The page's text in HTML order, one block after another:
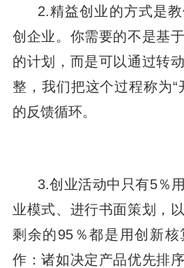
2.精益创业的方式是
创企业。你需要的不是基
的计划，而是可以通过转
整，我们把这个过程称为
的反馈循环。
3.创业活动中只有5％
业模式、进行书面策划，
剩余的95％都是用创新
作：诸如决定产品优先排